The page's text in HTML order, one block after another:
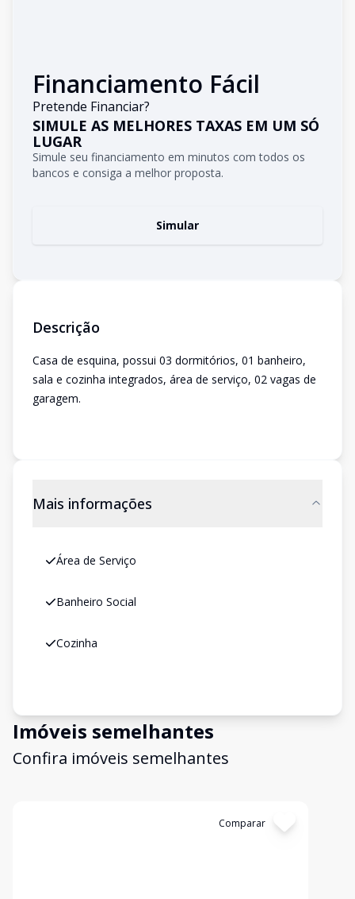
Financiamento Fácil
Pretende Financiar?
SIMULE AS MELHORES TAXAS EM UM SÓ
LUGAR
Simule seu financiamento em minutos com todos os
bancos e consiga a melhor proposta.
Simular
Descrição
Casa de esquina, possui 03 dormitórios, 01 banheiro,
sala e cozinha integrados, área de serviço, 02 vagas de
garagem.
Mais informações
Área de Serviço
Banheiro Social
Cozinha
Imóveis semelhantes
Confira imóveis semelhantes
Comparar